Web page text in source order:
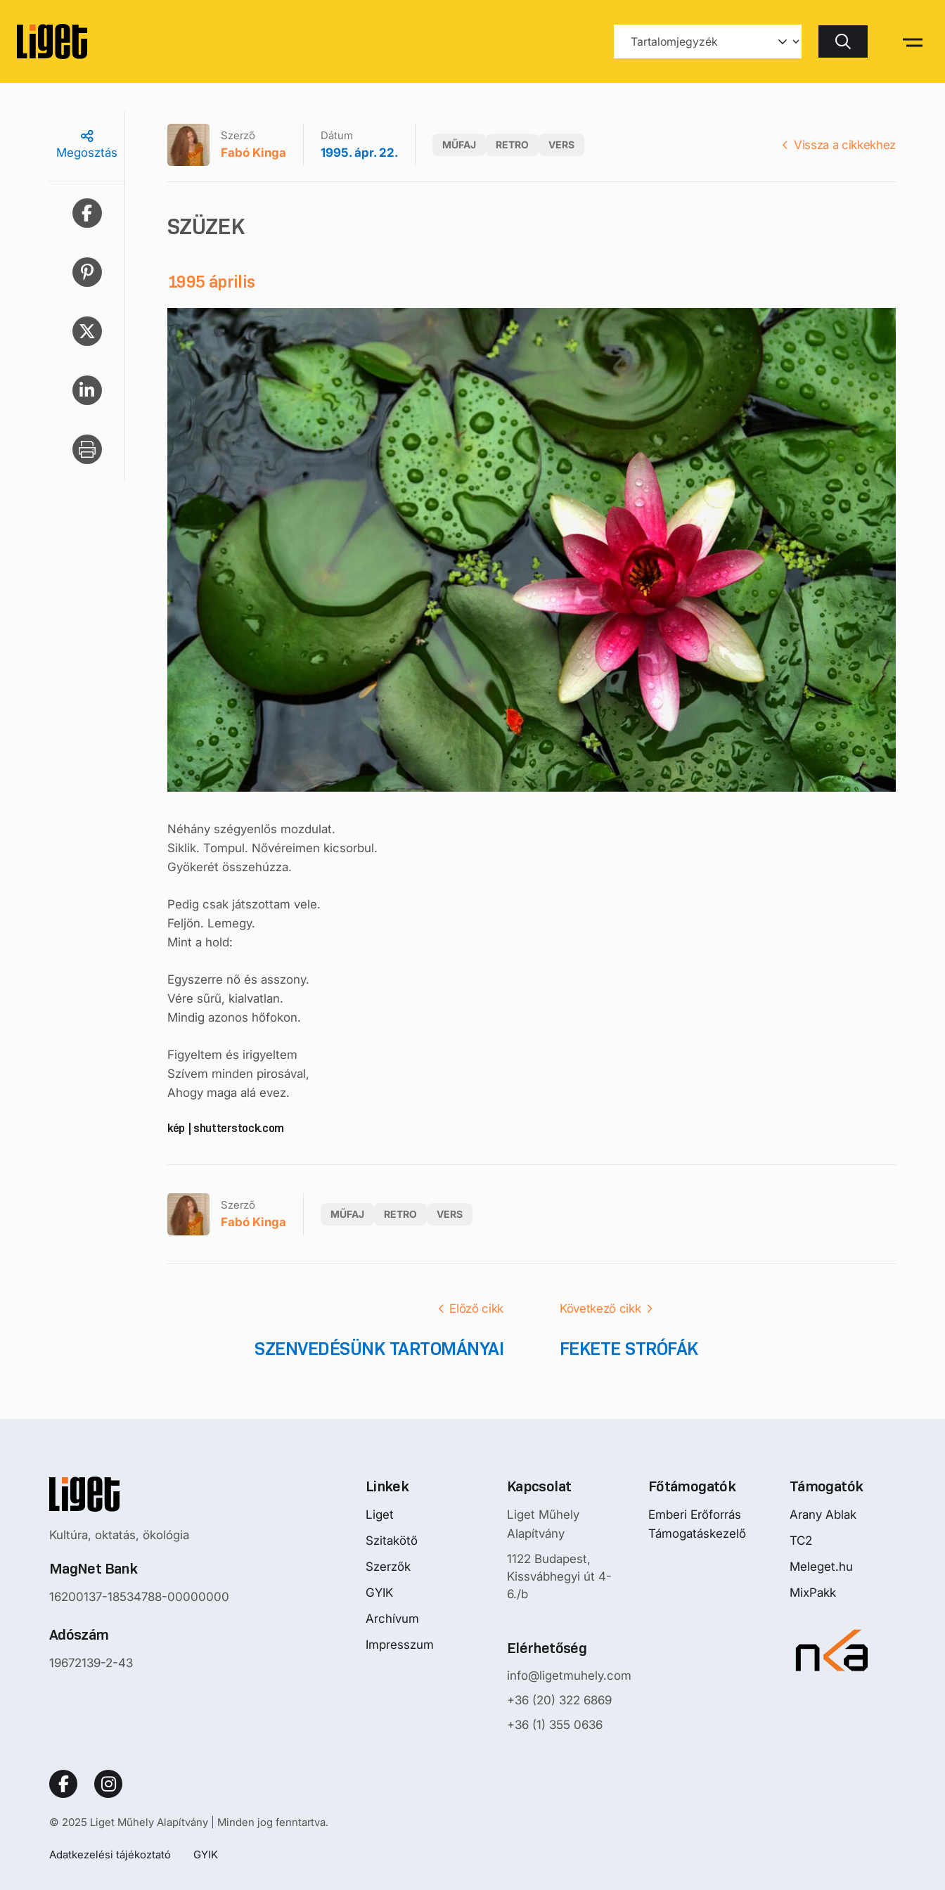
Keresés
Megosztás
Szerző
Fabó Kinga
Dátum
1995. ápr. 22.
MŰFAJ RETRO VERS Vissza a cikkekhez
SZÜZEK
1995 április
Néhány szégyenlős mozdulat.
Siklik. Tompul. Nővéreimen kicsorbul.
Gyökerét összehúzza.
Pedig csak játszottam vele.
Feljön. Lemegy.
Mint a hold:
Egyszerre nő és asszony.
Vére sűrű, kialvatlan.
Mindig azonos hőfokon.
Figyeltem és irigyeltem
Szívem minden pirosával,
Ahogy maga alá evez.
kép | shutterstock.com
Szerző
Fabó Kinga
MŰFAJ RETRO VERS
Előző cikk
SZENVEDÉSÜNK TARTOMÁNYAI
Következő cikk
FEKETE STRÓFÁK
Kultúra, oktatás, ökológia
MagNet Bank
16200137-18534788-00000000
Adószám
19672139-2-43
Linkek
Liget
Szitakötő
Szerzők
GYIK
Archívum
Impresszum
Kapcsolat
Liget Műhely
Alapítvány
1122 Budapest,
Kissvábhegyi út 4-
6./b
Elérhetőség
info@ligetmuhely.com
+36 (20) 322 6869
+36 (1) 355 0636
Főtámogatók
Emberi Erőforrás
Támogatáskezelő
Támogatók
Arany Ablak
TC2
Meleget.hu
MixPakk
© 2025 Liget Műhely Alapítvány | Minden jog fenntartva.
Adatkezelési tájékoztató GYIK